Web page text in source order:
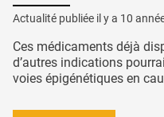
Actualité publiée il y a 10
Ces médicaments déjà
d’autres indications
voies épigénétiques en